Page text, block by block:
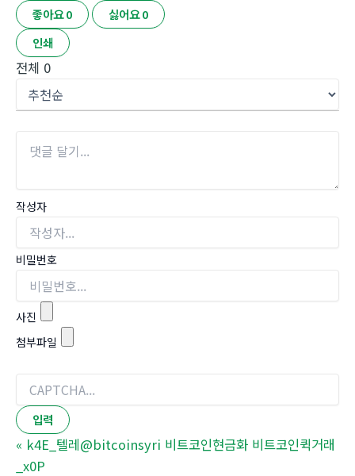
좋아요0 싫어요0
인쇄
전체 0
작성자
비밀번호
사진
첨부파일
« k4E_텔레@bitcoinsyri 비트코인현금화 비트코인퀵거래
_x0P